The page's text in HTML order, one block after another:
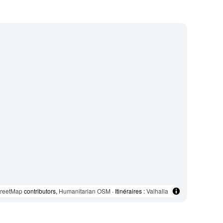
contributors, Humanitarian OSM · Itinéraires :Valhalla